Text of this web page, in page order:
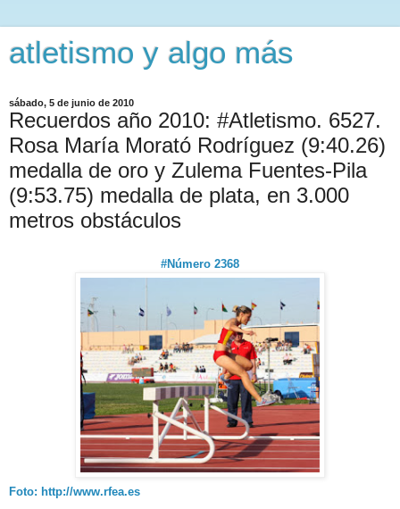
atletismo y algo más
sábado, 5 de junio de 2010
Recuerdos año 2010: #Atletismo. 6527.
Rosa María Morató Rodríguez (9:40.26)
medalla de oro y Zulema Fuentes-Pila
(9:53.75) medalla de plata, en 3.000
metros obstáculos
#Número 2368
Foto: http://www.rfea.es